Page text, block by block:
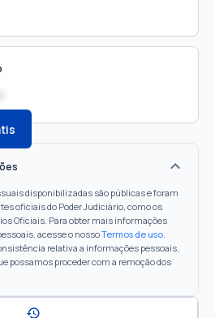
disponibilizadas são públicas e foram
oficiais do Poder Judiciário, como os
Oficiais. Para obter mais informações
acesse o nossoTermos de uso.
relativa a informações pessoais,
possamos proceder com a remoção dos